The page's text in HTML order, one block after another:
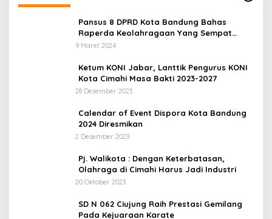
Pansus 8 DPRD Kota Bandung Bahas
Raperda Keolahragaan Yang Sempat
Tertunda
9 Maret 2024
Ketum KONI Jabar, Lanttik Pengurus KONI
Kota Cimahi Masa Bakti 2023-2027
28 Desember 2023
Calendar of Event Dispora Kota Bandung
2024 Diresmikan
2 Desember 2023
Pj. Walikota : Dengan Keterbatasan,
Olahraga di Cimahi Harus Jadi Industri
20 Oktober 2023
SD N 062 Ciujung Raih Prestasi Gemilang
Pada Kejuaraan Karate